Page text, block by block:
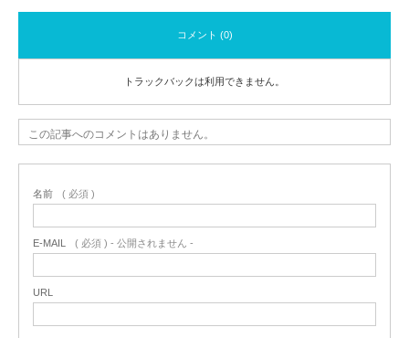
コメント (0)
トラックバックは利用できません。
この記事へのコメントはありません。
名前 ( 必須 )
E-MAIL ( 必須 ) - 公開されません -
URL